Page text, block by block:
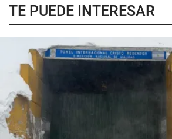
TE PUEDE INTERESAR